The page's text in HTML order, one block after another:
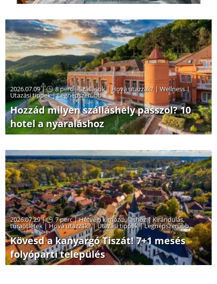
2026.07.09 | 8 perc|Szállások| Hová utazzak? |Wellness|
Utazási tippek|Legnépszerűbb
Hozzád milyen szálláshely passzol? 10
hotel a nyaraláshoz
2026.07.29 | 7 perc|Hétvégi kimozduláshoz|Kirándulás,
túraötletek|Hová utazzak?|Utazási tippek|Legnépszerűbb
Kövesd a kanyargó Tiszát! 7+1 mesés
folyóparti település